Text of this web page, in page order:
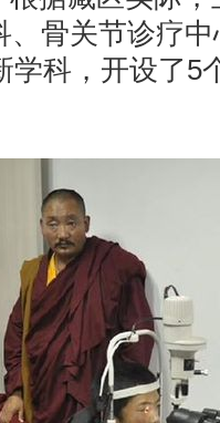
、骨关节诊疗
学科，开设了5